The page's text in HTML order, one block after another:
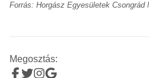
Forrás: Horgász Egyesületek Csongrád
Megosztás: